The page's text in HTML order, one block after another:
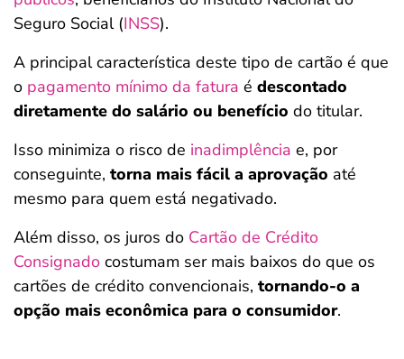
Seguro Social (INSS).
A principal característica deste tipo de cartão é que
o pagamento mínimo da fatura é descontado
diretamente do salário ou benefício do titular.
Isso minimiza o risco de inadimplência e, por
conseguinte, torna mais fácil a aprovação até
mesmo para quem está negativado.
Além disso, os juros do Cartão de Crédito
Consignado costumam ser mais baixos do que os
cartões de crédito convencionais, tornando-o a
opção mais econômica para o consumidor.